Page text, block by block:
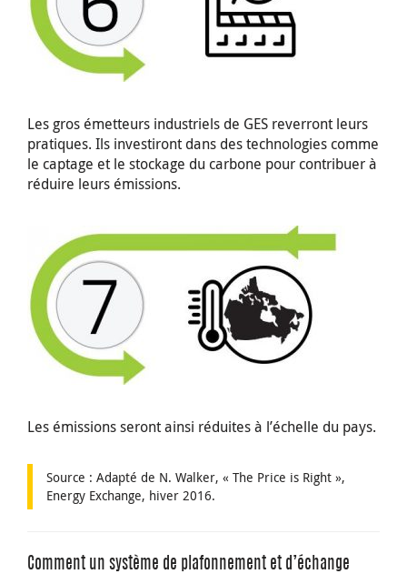
Les gros émetteurs industriels de GES reverront leurs
pratiques. Ils investiront dans des technologies comme
le captage et le stockage du carbone pour contribuer à
réduire leurs émissions.
Les émissions seront ainsi réduites à l’échelle du pays.
Source : Adapté de N. Walker, « The Price is Right »,
Energy Exchange, hiver 2016.
Comment un système de plafonnement et d’échange